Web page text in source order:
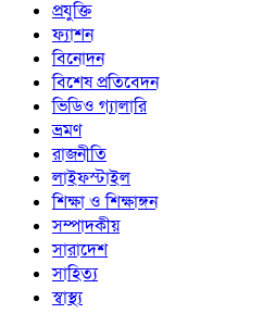
প্রযুক্তি
ফ্যাশন
বিনোদন
বিশেষ প্রতিবেদন
ভিডিও গ্যালারি
ভ্রমণ
রাজনীতি
লাইফস্টাইল
শিক্ষা ও শিক্ষাঙ্গন
সম্পাদকীয়
সারাদেশ
সাহিত্য
স্বাস্থ্য